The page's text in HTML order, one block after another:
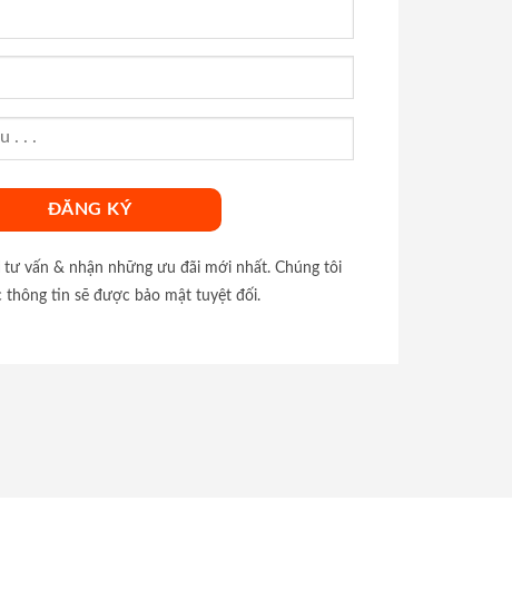
vấn & nhận những ưu đãi mới nhất. Chúng tôi
thông tin sẽ được bảo mật tuyệt đối.